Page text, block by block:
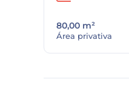
80,00 m²
Área privativa